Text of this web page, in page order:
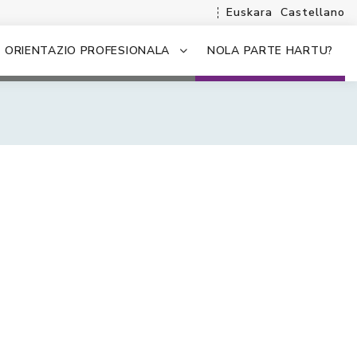
Euskara Castellano
ORIENTAZIO PROFESIONALA NOLA PARTE HARTU?